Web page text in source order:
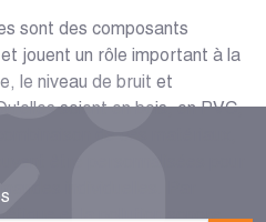
sont des composants
jouent un rôle important à la
le niveau de bruit et
soient en bois, en PVC,
être personnalisées pour
individuelles. Par
et la pollution sonore